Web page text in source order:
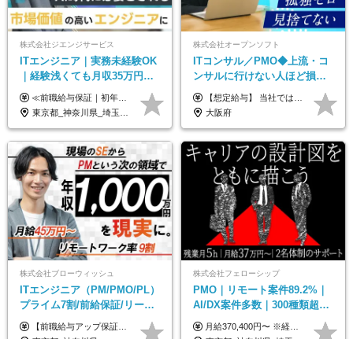
株式会社ジエンジサービス
ITエンジニア｜実務未経験OK
｜経験浅くても月収35万円～
｜チーム参画中心｜フルリモ
ート可｜自社サービスあり
≪前職給与保証｜初年度想定年収420万円～≫ 月給35万円以上＋決算賞与＋交通費 ※スキル・経験を考慮の上、優遇します ※上記月給には固定残業代月20時間分(4万5000円以上)を含みます。超過した場合は、その分追加支給します ※試用期間3～6ヵ月は固定残業代なし(雇用形態やその他待遇・福利厚生は同じです) ＝＝＝＝＝＝＝＝＝＝＝ ▼実力と成長にこだわった評価制度▼ 年2回の評価で昇給・昇格が決まります。 評価は、就業先のお客様からの評価をベースに、目標達成状況やプロジェクトでの役割・貢献度などを総合的に判断して決定します。 日々の働きぶりを実際に見ているお客様の声を反映することで、より公平で納得感のある評価を実現しています。 また、評価後は面談を通じてフィードバックを行い、今後の成長やキャリアについて一緒に考えていきます。 ▼成長につながる目標設定▼ 半期ごとに、具体的な行動ベースの目標を設定し、その達成度や取り組みのプロセスを評価に反映します。 目標は、お客様からのフィードバックや現場での課題をもとに設定するため、「今何を伸ばすべきか」が明確になります。 また、上司との面談を通じて振り返りと次の目標設定を行い、継続的なスキルアップと市場価値の向上を支援しています。
東京都_神奈川県_埼玉県_千葉県_大阪府_愛知県_北海道_青森県_岩手県_宮城県_秋田県_山形県_福島県_茨城県_栃木県_群馬県_新潟県_山梨県_長野県_富山県_石川県_福井県_静岡県_岐阜県_三重県_兵庫県_京都府_滋賀県_奈良県_和歌山県_広島県_岡山県_鳥取県_島根県_山口県_徳島県_香川県_愛媛県_高知県_福岡県_熊本県_佐賀県_長崎県_大分県_宮崎県_鹿児島県_沖縄県
株式会社オープンソフト
ITコンサル／PMO◆上流・コ
ンサルに行けない人ほど損を
する！／ＳＥ・ＰＧ出身から
年収２００万アップ
【想定給与】 当社では、すべてのプロジェクトで受注単価を完全開示。 給与はその単価に連動し、還元率は80％以上を保証しています。 経験・スキル・貢献度に応じて報酬を正当に評価し、前職年収の保証も行っています。 ■正社員 月給35万円以上＋賞与年2回（みなし残業20h分含む） ◇試用期間は3ヶ月（期間中の待遇に変更なし） ◇みなし残業は案件先によって異なります。詳細は面談にてご説明致します。 ※経験・スキルを考慮し優遇 年収例： ・29歳女性／年収700万円（開発→上流転向） ・38歳男性／年収1,100万円（PMO・マネジメント） ・47歳男性／年収1,300万円（ITコンサル・高裁量案件）
大阪府
株式会社ブローウィッシュ
ITエンジニア（PM/PMO/PL）
プライム7割/前給保証/リーダ
ー経験不問/30、40代活躍中/
リモート9割
【前職給与アップ保証あり！ゆくゆくは年収800万以上も可能】 月給45万円～＋インセンティブ ※経験や適性を考慮の上、相談し決定します ※上記には固定残業代（20時間分/4万円～）が含まれます ※20時間を超過した場合は別途全額支給します ※試用期間（3ヶ月間）あり。給与・待遇に差異はございません それはより高度な案件にアサイン＆ 還元率が平均より高めのため、 これまでの給与から大幅にアップする人もいます。
株式会社フェローシップ
PMO｜リモート案件89.2%｜
AI/DX案件多数｜300種類超の
資格取得支援有｜月給37万円
～
月給370,400円〜 ※経験やスキルを考慮し、決定いたします ※上記金額には固定残業代（30時間分/70,400円～）を含みます。超過分は別途全額支給いたします ※試用期間6カ月あり（期間中の給与・待遇に差異はありません） ★想定年収4,444,800円～ ★50万円～300万円の年収UP事例があります！